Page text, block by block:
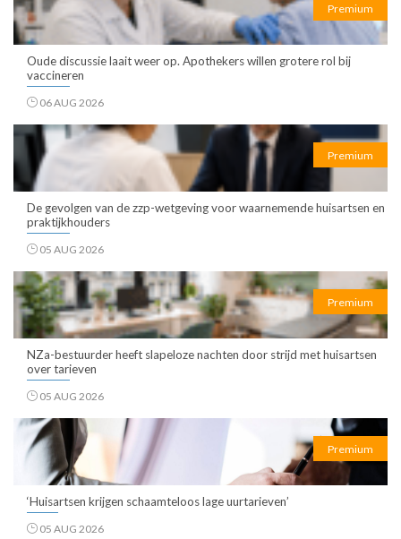
Premium
Oude discussie laait weer op. Apothekers willen grotere rol bij
vaccineren
06 AUG 2026
Premium
De gevolgen van de zzp-wetgeving voor waarnemende huisartsen en
praktijkhouders
05 AUG 2026
Premium
NZa-bestuurder heeft slapeloze nachten door strijd met huisartsen
over tarieven
05 AUG 2026
Premium
‘Huisartsen krijgen schaamteloos lage uurtarieven’
05 AUG 2026